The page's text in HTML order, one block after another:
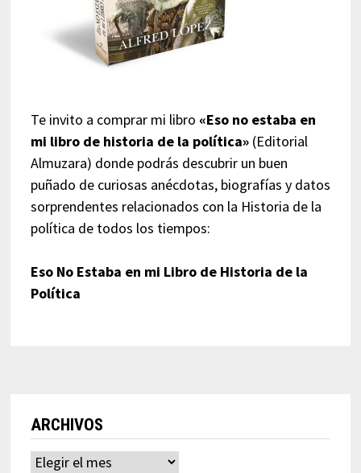
Te invito a comprar mi libro «Eso no estaba en
mi libro de historia de la política»(Editorial
Almuzara) donde podrás descubrir un buen
puñado de curiosas anécdotas, biografías y datos
sorprendentes relacionados con la Historia de la
política de todos los tiempos:
Eso No Estaba en mi Libro de Historia de la
Política
ARCHIVOS
Archivos